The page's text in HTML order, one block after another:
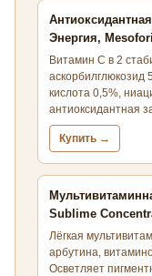
Энергия,
Витамин С в 2
аскорбилглюкозид
кислота 0,5%,
антиоксидантная
Купить →
Sublime
Лёгкая
арбутина,
Осветляет